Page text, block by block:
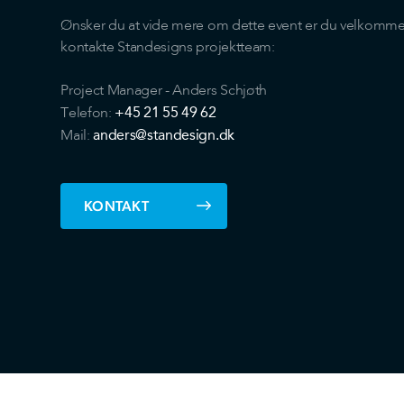
Ønsker du at vide mere om dette event er du
kontakte Standesigns projektteam:
Project Manager - Anders Schjøth
Telefon: +45 21 55 49 62
Mail:anders@standesign.dk
KONTAKT